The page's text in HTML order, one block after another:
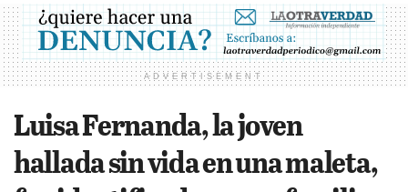
ADVERTISEMENT
Luisa Fernanda, la joven
hallada sin vida en una maleta,